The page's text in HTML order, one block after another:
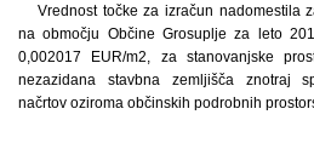
Vrednost točke za izračun nadomestila
na območju Občine Grosuplje za leto
0,002017 EUR/m2, za stanovanjske
nezazidana stavbna zemljišča znotraj
načrtov oziroma občinskih podrobnih